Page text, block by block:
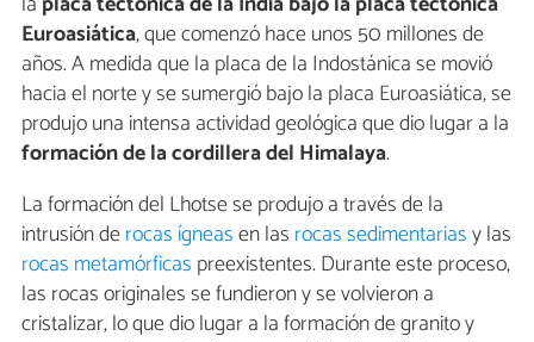
Euroasiática, que comenzó hace unos 50 millones de
años. A medida que la placa de la Indostánica se movió
hacia el norte y se sumergió bajo la placa Euroasiática, se
produjo una intensa actividad geológica que dio lugar a la
formación de la cordillera del Himalaya.
La formación del Lhotse se produjo a través de la
intrusión derocas ígneasen las rocas sedimentariasy las
rocas metamórficas preexistentes. Durante este proceso,
las rocas originales se fundieron y se volvieron a
cristalizar, lo que dio lugar a la formación de granito y